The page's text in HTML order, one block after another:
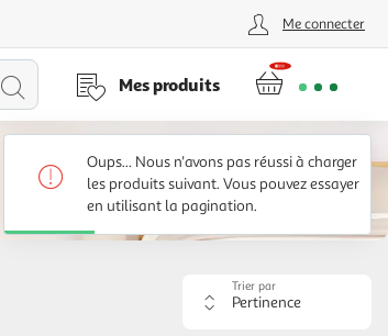
Me connecter
Lancer
la
recherche
Mes produits
Appliquer
Trier par
Oups... Nous n'avons pas réussi à charger
les produits suivant. Vous pouvez essayer
en utilisant la pagination.